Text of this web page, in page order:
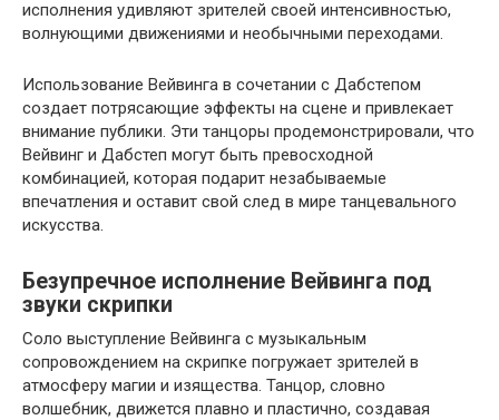
исполнения удивляют зрителей своей интенсивностью,
волнующими движениями и необычными переходами.
Использование Вейвинга в сочетании с Дабстепом
создает потрясающие эффекты на сцене и привлекает
внимание публики. Эти танцоры продемонстрировали, что
Вейвинг и Дабстеп могут быть превосходной
комбинацией, которая подарит незабываемые
впечатления и оставит свой след в мире танцевального
искусства.
Безупречное исполнение Вейвинга под
звуки скрипки
Соло выступление Вейвинга с музыкальным
сопровождением на скрипке погружает зрителей в
атмосферу магии и изящества. Танцор, словно
волшебник, движется плавно и пластично, создавая